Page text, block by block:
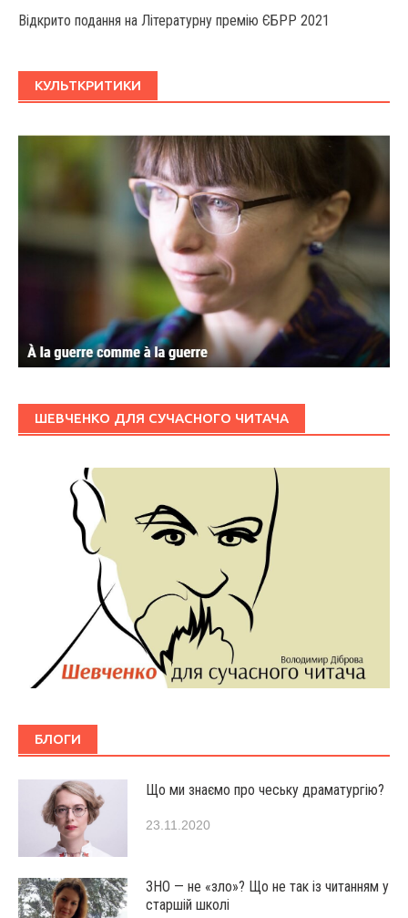
Відкрито подання на Літературну премію ЄБРР 2021
КУЛЬТКРИТИКИ
ШЕВЧЕНКО ДЛЯ СУЧАСНОГО ЧИТАЧА
БЛОГИ
Що ми знаємо про чеську драматургію?
23.11.2020
ЗНО — не «зло»? Що не так із читанням у
старшій школі